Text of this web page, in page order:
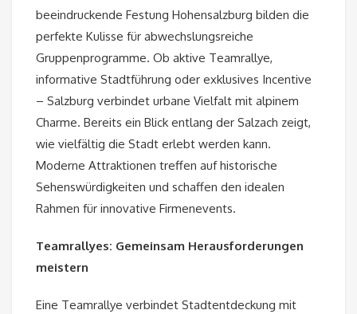
beeindruckende Festung Hohensalzburg bilden die
perfekte Kulisse für abwechslungsreiche
Gruppenprogramme. Ob aktive Teamrallye,
informative Stadtführung oder exklusives Incentive
– Salzburg verbindet urbane Vielfalt mit alpinem
Charme. Bereits ein Blick entlang der Salzach zeigt,
wie vielfältig die Stadt erlebt werden kann.
Moderne Attraktionen treffen auf historische
Sehenswürdigkeiten und schaffen den idealen
Rahmen für innovative Firmenevents.
Teamrallyes: Gemeinsam Herausforderungen
meistern
Eine Teamrallye verbindet Stadtentdeckung mit